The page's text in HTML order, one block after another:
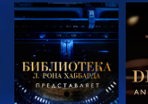
СМОТРЕТЬ
ПЕРЕДАЧИ